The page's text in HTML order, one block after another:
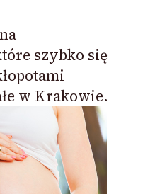
szybko się
w Krakowie.